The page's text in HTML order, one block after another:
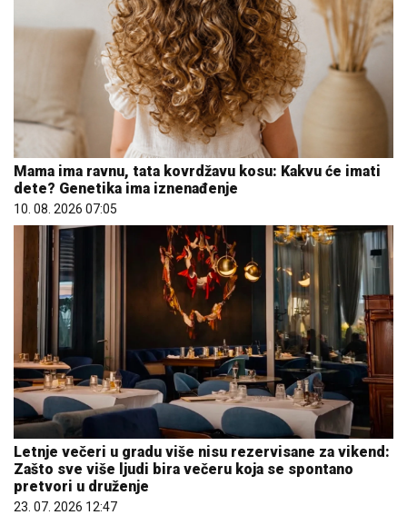
Mama ima ravnu, tata kovrdžavu kosu: Kakvu će imati
dete? Genetika ima iznenađenje
10. 08. 2026 07:05
Letnje večeri u gradu više nisu rezervisane za vikend:
Zašto sve više ljudi bira večeru koja se spontano
pretvori u druženje
23. 07. 2026 12:47